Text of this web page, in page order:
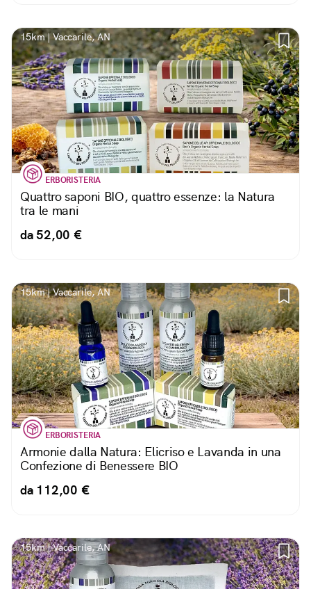
15km | Vaccarile, AN
ERBORISTERIA
Quattro saponi BIO, quattro essenze: la Natura
tra le mani
da 52,00 €
15km | Vaccarile, AN
ERBORISTERIA
Armonie dalla Natura: Elicriso e Lavanda in una
Confezione di Benessere BIO
da 112,00 €
15km | Vaccarile, AN